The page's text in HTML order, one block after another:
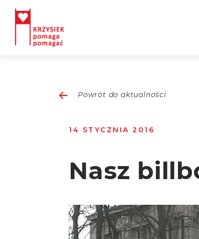
Powrót do aktualności
14 STYCZNIA 2016
Nasz